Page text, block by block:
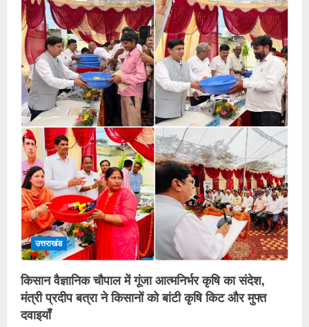
उत्तराखंड
किसान वैज्ञानिक चौपाल में गूंजा आत्मनिर्भर कृषि का संदेश,
मंत्री प्रदीप बत्रा ने किसानों को बांटी कृषि किट और मुफ्त
दवाइयाँ